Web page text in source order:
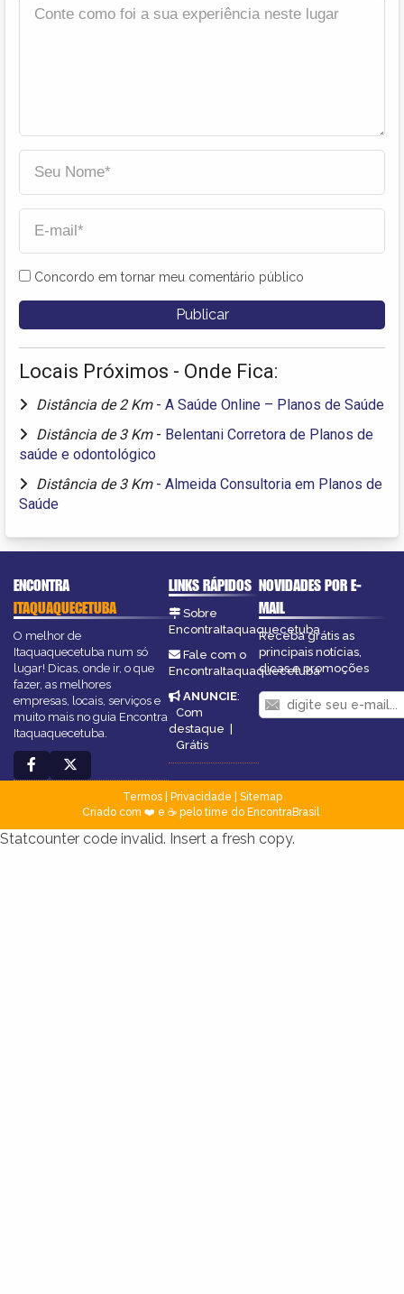
Concordo em tornar meu comentário público
Locais Próximos - Onde Fica:
Distância de 2 Km - A Saúde Online – Planos de Saúde
Distância de 3 Km - Belentani Corretora de Planos de
saúde e odontológico
Distância de 3 Km - Almeida Consultoria em Planos de
Saúde
ENCONTRA
ITAQUAQUECETUBA
O melhor de
Itaquaquecetuba num só
lugar! Dicas, onde ir, o que
fazer, as melhores
empresas, locais, serviços e
muito mais no guia Encontra
Itaquaquecetuba.
LINKS RÁPIDOS
Sobre
EncontraItaquaquecetuba
Fale com o
EncontraItaquaquecetuba
ANUNCIE:
Com
destaque
Grátis
NOVIDADES POR E-
MAIL
Receba grátis as
principais notícias,
dicas e promoções
Termos| Privacidade
Sitemap
Criado com ❤️ e ☕ pelo time do EncontraBrasil
Statcounter code invalid. Insert a fresh copy.